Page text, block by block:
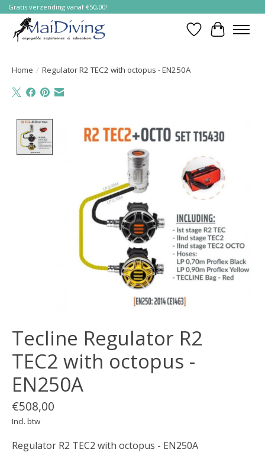
Gratis verzending vanaf €50,00!
Verlanglijst
Home / Regulator R2 TEC2 with octopus - EN250A
Product image slideshow Items
Tecline Regulator R2
TEC2 with octopus -
EN250A
€508,00
Incl. btw
Regulator R2 TEC2 with octopus - EN250A